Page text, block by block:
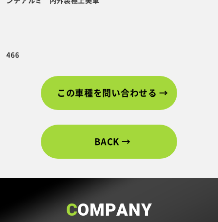
466
この車種を問い合わせる
BACK
COMPANY